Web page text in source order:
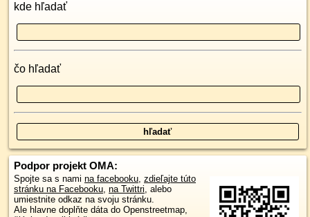
kde hľadať
čo hľadať
Podpor projekt OMA:
Spojte sa s nami na facebooku, zdieľajte túto
stránku na Facebooku, na Twittri, alebo
umiestnite odkaz na svoju stránku.
Ale hlavne doplňte dáta do Openstreetmap,